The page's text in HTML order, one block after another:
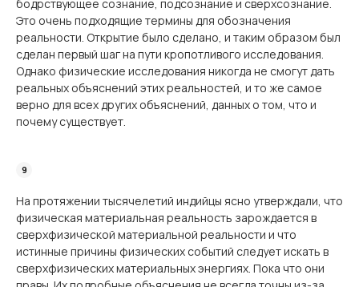
бодрствующее сознание, подсознание и сверхсознание.
Это очень подходящие термины для обозначения
реальности. Открытие было сделано, и таким образом был
сделан первый шаг на пути кропотливого исследования.
Однако физические исследования никогда не смогут дать
реальных объяснений этих реальностей, и то же самое
верно для всех других объяснений, данных о том, что и
почему существует.
На протяжении тысячелетий индийцы ясно утверждали, что
физическая материальная реальность зарождается в
сверхфизической материальной реальности и что
истинные причины физических событий следует искать в
сверхфизических материальных энергиях. Пока что они